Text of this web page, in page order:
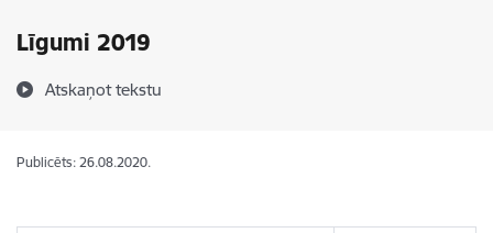
Līgumi 2019
Atskaņot tekstu
Publicēts: 26.08.2020.